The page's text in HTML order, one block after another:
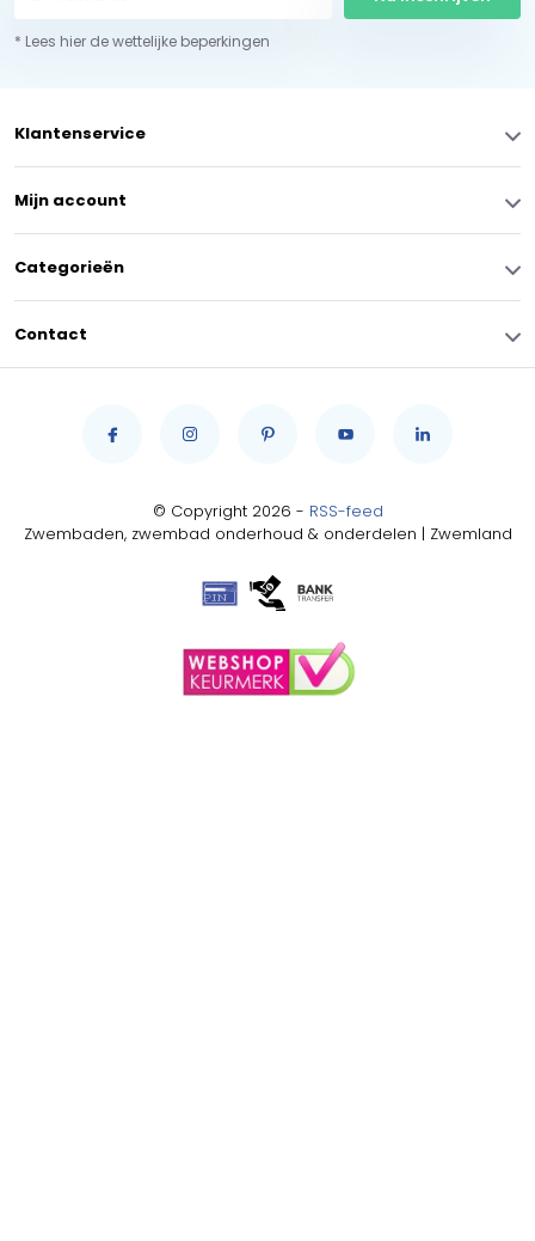
* Lees hier de wettelijke beperkingen
Klantenservice
Mijn account
Categorieën
Contact
© Copyright 2026 - RSS-feed
Zwembaden, zwembad onderhoud & onderdelen | Zwemland